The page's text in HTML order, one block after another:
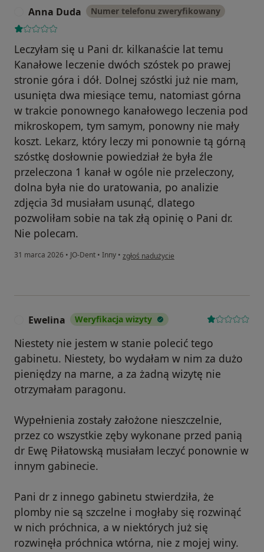
Anna Duda Numer telefonu zweryfikowany
Leczyłam się u Pani dr. kilkanaście lat temu
Kanałowe leczenie dwóch szóstek po prawej
stronie góra i dół. Dolnej szóstki już nie mam,
usunięta dwa miesiące temu, natomiast górna
w trakcie ponownego kanałowego leczenia pod
mikroskopem, tym samym, ponowny nie mały
koszt. Lekarz, który leczy mi ponownie tą górną
szóstkę dosłownie powiedział że była źle
przeleczona 1 kanał w ogóle nie przeleczony,
dolna była nie do uratowania, po analizie
zdjęcia 3d musiałam usunąć, dlatego
pozwoliłam sobie na tak złą opinię o Pani dr.
Nie polecam.
31 marca 2026 • JO-Dent • Inny • w opinii użytkownika Anna Duda
zgłoś nadużycie
Ewelina Weryfikacja wizyty
Niestety nie jestem w stanie polecić tego
gabinetu. Niestety, bo wydałam w nim za dużo
pieniędzy na marne, a za żadną wizytę nie
otrzymałam paragonu.
Wypełnienia zostały założone nieszczelnie,
przez co wszystkie zęby wykonane przed panią
dr Ewę Piłatowską musiałam leczyć ponownie w
innym gabinecie.
Pani dr z innego gabinetu stwierdziła, że
plomby nie są szczelne i mogłaby się rozwinąć
w nich próchnica, a w niektórych już się
rozwinęła próchnica wtórna, nie z mojej winy.